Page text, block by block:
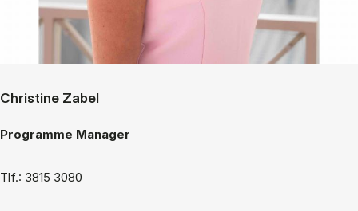
Christine Zabel
Programme Manager
Tlf.: 3815 3080